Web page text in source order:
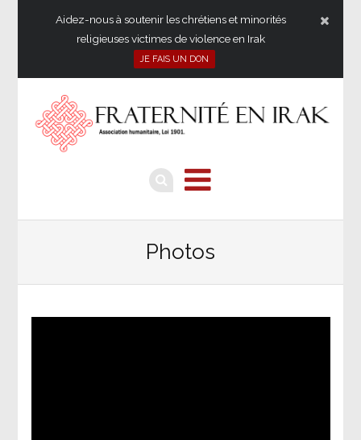
Aidez-nous à soutenir les chrétiens et minorités
religieuses victimes de violence en Irak
JE FAIS UN DON
Photos